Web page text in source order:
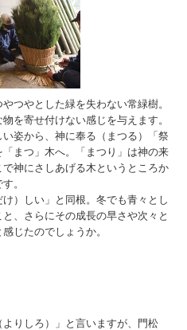
つやとした緑を失わない常緑樹。
を寄せ付けない感じを与えます。
姿から、神に奉る（まつる）「祭
まつ」木へ。「まつり」は神の来
神にさしあげる木というところか
。
）しい」と同根。冬でも青々とし
、さらにその成長の早さや次々と
じたのでしょうか。
りしろ）」と言いますが、門松